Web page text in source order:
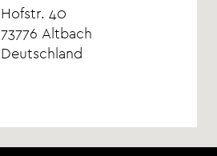
Hofstr. 40
73776 Altbach
Deutschland